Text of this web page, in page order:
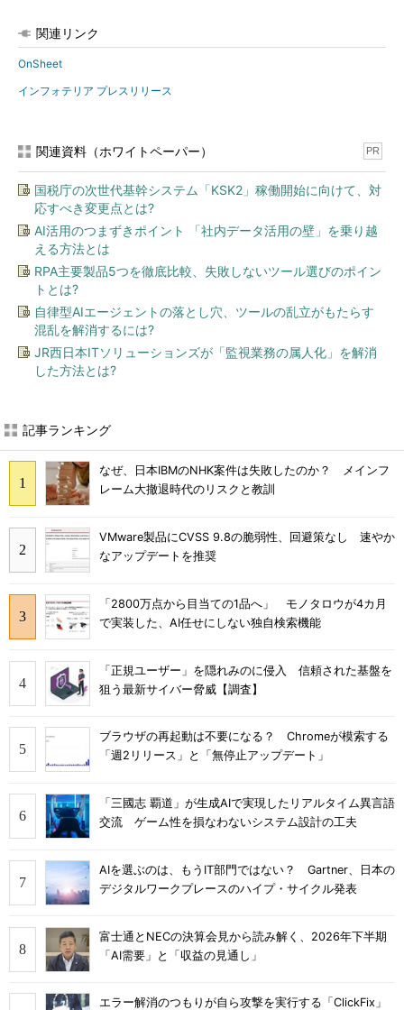
関連リンク
OnSheet
インフォテリア プレスリリース
関連資料（ホワイトペーパー） PR
国税庁の次世代基幹システム「KSK2」稼働開始に向けて、対
応すべき変更点とは?
AI活用のつまずきポイント 「社内データ活用の壁」を乗り越
える方法とは
RPA主要製品5つを徹底比較、失敗しないツール選びのポイン
トとは?
自律型AIエージェントの落とし穴、ツールの乱立がもたらす
混乱を解消するには?
JR西日本ITソリューションズが「監視業務の属人化」を解消
した方法とは?
記事ランキング
なぜ、日本IBMのNHK案件は失敗したのか？ メインフ
レーム大撤退時代のリスクと教訓
VMware製品にCVSS 9.8の脆弱性、回避策なし 速やか
なアップデートを推奨
「2800万点から目当ての1品へ」 モノタロウが4カ月
で実装した、AI任せにしない独自検索機能
「正規ユーザー」を隠れみのに侵入 信頼された基盤を
狙う最新サイバー脅威【調査】
ブラウザの再起動は不要になる？ Chromeが模索する
「週2リリース」と「無停止アップデート」
「三國志 覇道」が生成AIで実現したリアルタイム異言語
交流 ゲーム性を損なわないシステム設計の工夫
AIを選ぶのは、もうIT部門ではない？ Gartner、日本の
デジタルワークプレースのハイプ・サイクル発表
富士通とNECの決算会見から読み解く、2026年下半期
「AI需要」と「収益の見通し」
エラー解消のつもりが自ら攻撃を実行する「ClickFix」